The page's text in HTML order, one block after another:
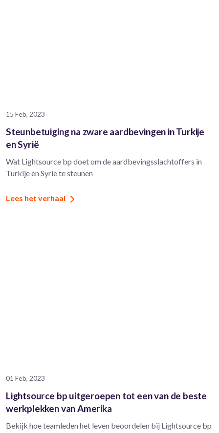
15 Feb, 2023
Steunbetuiging na zware aardbevingen in Turkije
en Syrië
Wat Lightsource bp doet om de aardbevingsslachtoffers in
Turkije en Syrie te steunen
Lees het verhaal
01 Feb, 2023
Lightsource bp uitgeroepen tot een van de beste
werkplekken van Amerika
Bekijk hoe teamleden het leven beoordelen bij Lightsource bp